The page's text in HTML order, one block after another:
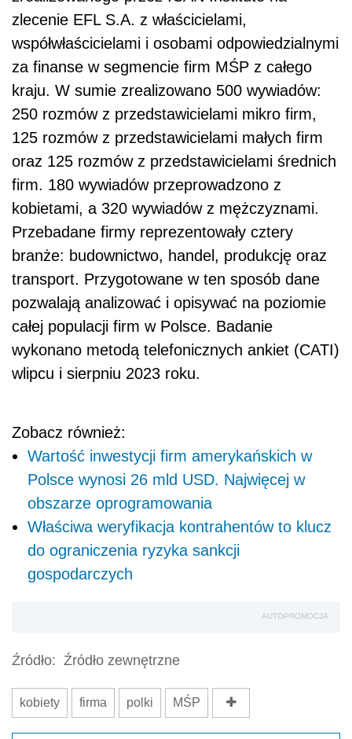
zlecenie EFL S.A. z właścicielami,
współwłaścicielami i osobami odpowiedzialnymi
za finanse w segmencie firm MŚP z całego
kraju. W sumie zrealizowano 500 wywiadów:
250 rozmów z przedstawicielami mikro firm,
125 rozmów z przedstawicielami małych firm
oraz 125 rozmów z przedstawicielami średnich
firm. 180 wywiadów przeprowadzono z
kobietami, a 320 wywiadów z mężczyznami.
Przebadane firmy reprezentowały cztery
branże: budownictwo, handel, produkcję oraz
transport. Przygotowane w ten sposób dane
pozwalają analizować i opisywać na poziomie
całej populacji firm w Polsce. Badanie
wykonano metodą telefonicznych ankiet (CATI)
wlipcu i sierpniu 2023 roku.
Zobacz również:
Wartość inwestycji firm amerykańskich w
Polsce wynosi 26 mld USD. Najwięcej w
obszarze oprogramowania
Właściwa weryfikacja kontrahentów to klucz
do ograniczenia ryzyka sankcji
gospodarczych
AUTOPROMOCJA
Źródło: Źródło zewnętrzne
kobiety firma polki MŚP